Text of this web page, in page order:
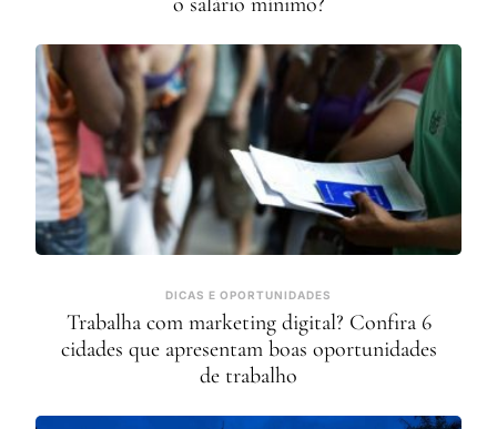
DICAS E OPORTUNIDADES
Trabalha com marketing digital? Confira 6
cidades que apresentam boas oportunidades
de trabalho